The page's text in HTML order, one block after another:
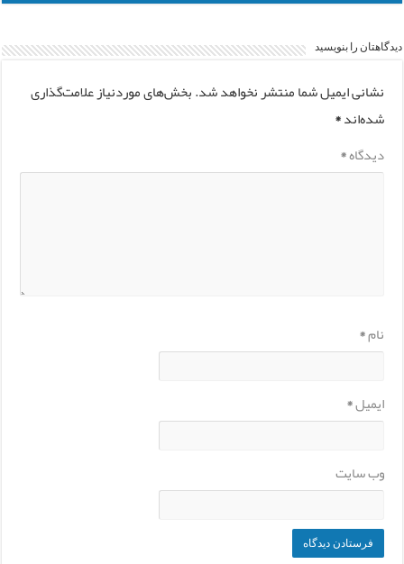
دیدگاهتان را بنویسید
نشانی ایمیل شما منتشر نخواهد شد.بخش‌های موردنیاز علامت‌گذاری
شده‌اند*
دیدگاه*
نام*
ایمیل*
وب‌ سایت